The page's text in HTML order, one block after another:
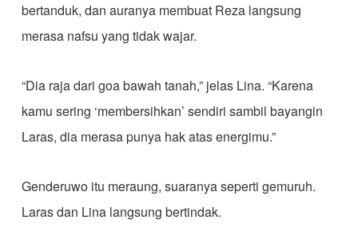
bertanduk, dan auranya membuat Reza langsung
merasa nafsu yang tidak wajar.
“Dia raja dari goa bawah tanah,” jelas Lina. “Karena
kamu sering ‘membersihkan’ sendiri sambil bayangin
Laras, dia merasa punya hak atas energimu.”
Genderuwo itu meraung, suaranya seperti gemuruh.
Laras dan Lina langsung bertindak.